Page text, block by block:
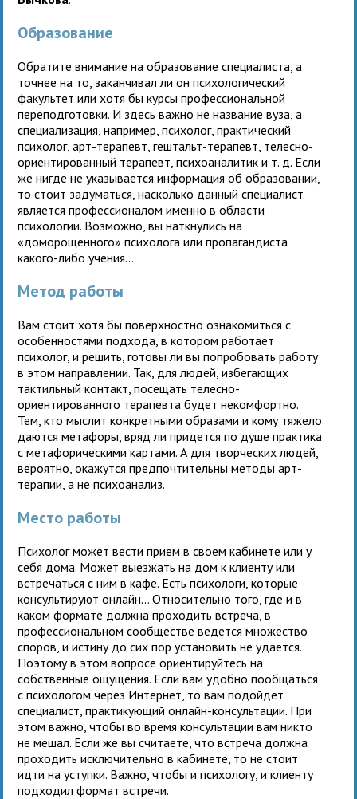
Образование
Обратите внимание на образование специалиста, а
точнее на то, заканчивал ли он психологический
факультет или хотя бы курсы профессиональной
переподготовки. И здесь важно не название вуза, а
специализация, например, психолог, практический
психолог, арт-терапевт, гештальт-терапевт, телесно-
ориентированный терапевт, психоаналитик и т. д. Если
же нигде не указывается информация об образовании,
то стоит задуматься, насколько данный специалист
является профессионалом именно в области
психологии. Возможно, вы наткнулись на
«доморощенного» психолога или пропагандиста
какого-либо учения…
Метод работы
Вам стоит хотя бы поверхностно ознакомиться с
особенностями подхода, в котором работает
психолог, и решить, готовы ли вы попробовать работу
в этом направлении. Так, для людей, избегающих
тактильный контакт, посещать телесно-
ориентированного терапевта будет некомфортно.
Тем, кто мыслит конкретными образами и кому тяжело
даются метафоры, вряд ли придется по душе практика
с метафорическими картами. А для творческих людей,
вероятно, окажутся предпочтительны методы арт-
терапии, а не психоанализ.
Место работы
Психолог может вести прием в своем кабинете или у
себя дома. Может выезжать на дом к клиенту или
встречаться с ним в кафе. Есть психологи, которые
консультируют онлайн… Относительно того, где и в
каком формате должна проходить встреча, в
профессиональном сообществе ведется множество
споров, и истину до сих пор установить не удается.
Поэтому в этом вопросе ориентируйтесь на
собственные ощущения. Если вам удобно пообщаться
с психологом через Интернет, то вам подойдет
специалист, практикующий онлайн-консультации. При
этом важно, чтобы во время консультации вам никто
не мешал. Если же вы считаете, что встреча должна
проходить исключительно в кабинете, то не стоит
идти на уступки. Важно, чтобы и психологу, и клиенту
подходил формат встречи.